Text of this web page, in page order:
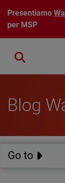
Salta al
Presentiamo
per MSP
Close
Blog
Go to